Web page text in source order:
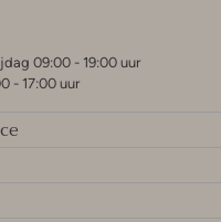
09:00 - 19:00 uur
- 17:00 uur